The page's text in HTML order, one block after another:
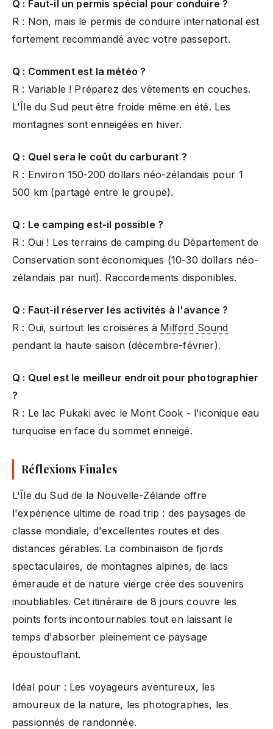
Q : Faut-il un permis spécial pour conduire ?
R : Non, mais le permis de conduire international est
fortement recommandé avec votre passeport.
Q : Comment est la météo ?
R : Variable ! Préparez des vêtements en couches.
L'Île du Sud peut être froide même en été. Les
montagnes sont enneigées en hiver.
Q : Quel sera le coût du carburant ?
R : Environ 150-200 dollars néo-zélandais pour 1
500 km (partagé entre le groupe).
Q : Le camping est-il possible ?
R : Oui ! Les terrains de camping du Département de
Conservation sont économiques (10-30 dollars néo-
zélandais par nuit). Raccordements disponibles.
Q : Faut-il réserver les activités à l'avance ?
R : Oui, surtout les croisières à Milford Sound
pendant la haute saison (décembre-février).
Q : Quel est le meilleur endroit pour photographier
?
R : Le lac Pukaki avec le Mont Cook - l'iconique eau
turquoise en face du sommet enneigé.
Réflexions Finales
L'Île du Sud de la Nouvelle-Zélande offre
l'expérience ultime de road trip : des paysages de
classe mondiale, d'excellentes routes et des
distances gérables. La combinaison de fjords
spectaculaires, de montagnes alpines, de lacs
émeraude et de nature vierge crée des souvenirs
inoubliables. Cet itinéraire de 8 jours couvre les
points forts incontournables tout en laissant le
temps d'absorber pleinement ce paysage
époustouflant.
Idéal pour : Les voyageurs aventureux, les
amoureux de la nature, les photographes, les
passionnés de randonnée.